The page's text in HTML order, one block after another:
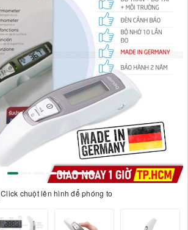
Click chuột lên hình để phóng to